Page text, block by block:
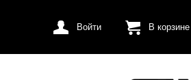
Войти В